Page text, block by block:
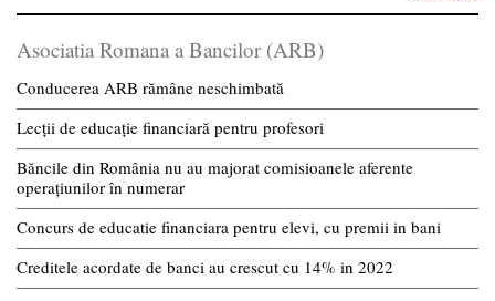
Asociatia Romana a Bancilor (ARB)
Conducerea ARB rămâne neschimbată
Lecții de educație financiară pentru profesori
Băncile din România nu au majorat comisioanele aferente
operațiunilor în numerar
Concurs de educatie financiara pentru elevi, cu premii in bani
Creditele acordate de banci au crescut cu 14% in 2022